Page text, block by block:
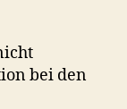
bei den